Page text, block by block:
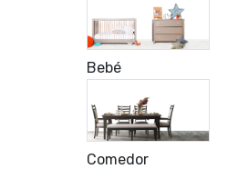
Bebé
Comedor